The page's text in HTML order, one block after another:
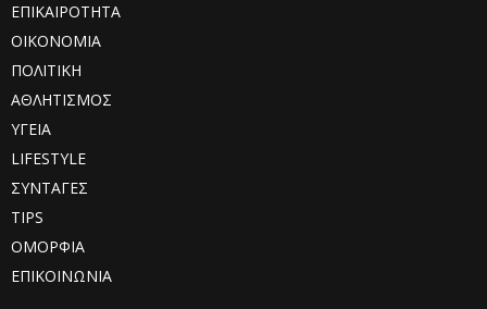
ΕΠΙΚΑΙΡΟΤΗΤΑ
ΟΙΚΟΝΟΜΙΑ
ΠΟΛΙΤΙΚΗ
ΑΘΛΗΤΙΣΜΟΣ
ΥΓΕΙΑ
LIFESTYLE
ΣΥΝΤΑΓΕΣ
TIPS
ΟΜΟΡΦΙΑ
ΕΠΙΚΟΙΝΩΝΙΑ